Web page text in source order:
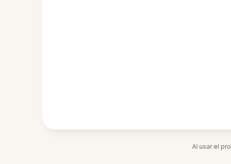
Al usar el